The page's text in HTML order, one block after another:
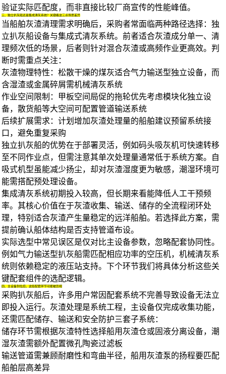
验证实际匹配度，而非直接比较厂商宣传的性能峰值。
三、独立扒灰船还是集成清灰系统？关键看这三点场景差异
当船舶灰渣清理需求明确后，采购者常面临两种路径选择：独
立扒灰船设备与集成式清灰系统。前者适合灰渣成分单一、清
理频次低的场景，后者则针对混合灰渣或高频作业更高效。判
断时需重点关注：
灰渣物理特性：松散干燥的煤灰适合气力输送型独立设备，而
含湿渣或金属碎屑需机械清灰系统
作业空间限制：甲板空间局促的拖轮优先考虑模块化独立设
备，散货船等大空间可配置管道输送系统
后续扩展需求：计划增加灰渣处理量的船舶建议预留系统接
口，避免重复采购
独立扒灰船的优势在于部署灵活，例如码头吸灰机可快速转移
至不同作业点，但需注意其单次处理量通常低于系统方案。自
吸式机型虽能减少扬尘，却对灰渣湿度更为敏感，潮湿环境可
能需搭配预处理设备。
集成清灰系统初期投入较高，但长期来看能降低人工干预频
率。其核心价值在于灰渣收集、输送、储存的全流程闭环处
理，特别适合灰渣产生量稳定的远洋船舶。若选择此方案，需
提前确认船体结构是否支持管道布设。
实际选型中常见误区是仅对比主设备参数，忽略配套协同性。
例如气力输送型扒灰船需匹配相应功率的空压机，机械清灰系
统则依赖稳定的液压站支持。下个环节我们将具体分析这些关
键配套组件的选配逻辑。
四、主设备到位后，这些配套环节可能被忽视
采购扒灰船后，许多用户常因配套系统不完善导致设备无法立
即投入运行。灰渣处理是系统工程，主设备仅完成收集功能，
还需匹配储存、输送和安全防护三套子系统：
储存环节需根据灰渣特性选择船用灰渣仓或固液分离设备，潮
湿灰渣需额外配置微孔陶瓷过滤板
输送管道需兼顾耐磨性和弯曲半径， 船用灰渣泵的扬程要匹配
船舶层高差异